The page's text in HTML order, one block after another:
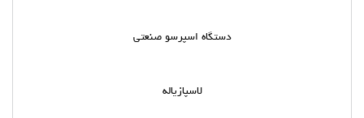
دستگاه اسپرسو صنعتی
لاسپازیاله